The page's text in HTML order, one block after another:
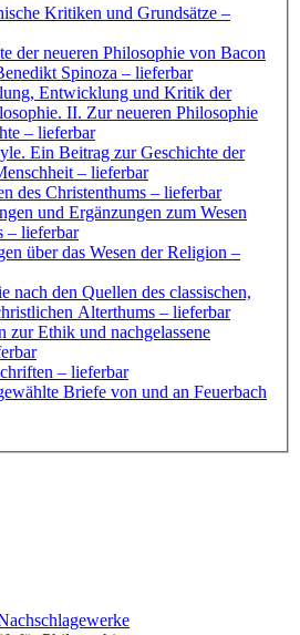
Kritiken und Grundsätze –
der neueren Philosophie von Bacon
Spinoza – lieferbar
Entwicklung und Kritik der
II. Zur neueren Philosophie
– lieferbar
Ein Beitrag zur Geschichte der
– lieferbar
des Christenthums – lieferbar
und Ergänzungen zum Wesen
– lieferbar
über das Wesen der Religion –
nach den Quellen des classischen,
Alterthums – lieferbar
zur Ethik und nachgelassene
– lieferbar
Briefe von und an Feuerbach